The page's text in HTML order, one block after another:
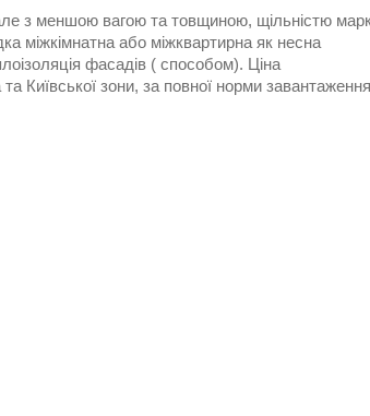
з меншою вагою та товщиною, щільністю
міжкімнатна або міжквартирна як несна
фасадів ( способом). Ціна
Київської зони, за повної норми завантаження